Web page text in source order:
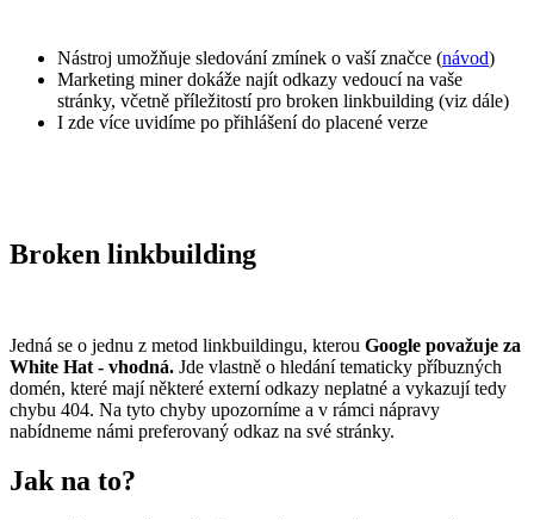
Nástroj umožňuje sledování zmínek o vaší značce (návod)
Marketing miner dokáže najít odkazy vedoucí na vaše
stránky, včetně příležitostí pro broken linkbuilding (viz dále)
I zde více uvidíme po přihlášení do placené verze
Broken linkbuilding
Jedná se o jednu z metod linkbuildingu, kterou Google považuje za
White Hat - vhodná. Jde vlastně o hledání tematicky příbuzných
domén, které mají některé externí odkazy neplatné a vykazují tedy
chybu 404. Na tyto chyby upozorníme a v rámci nápravy
nabídneme námi preferovaný odkaz na své stránky.
Jak na to?